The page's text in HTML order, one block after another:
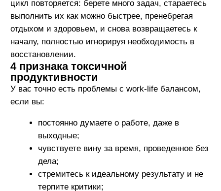
руководителя, который как бы заменяет нам
родителя. Многие люди хотят быть
заставляет их постоянно работать, чтобы
заслужить похвалу.
что работа теперь всегда с нами – через
чаты и электронную почту. Из-за этого
границы между работой и личной жизнью
стираются. Многие из нас проверяют
рабочие чаты даже в выходные и вечером,
что создает ощущение, что мы должны
Низкая самооценка:когда у нас низкая
отвлечься от неприятных мыслей о себе.
Мы загружаем себя делами, чтобы не
думать о своих проблемах. Это может
замечать, как устает и потеряет интерес к
другим важным вещам.